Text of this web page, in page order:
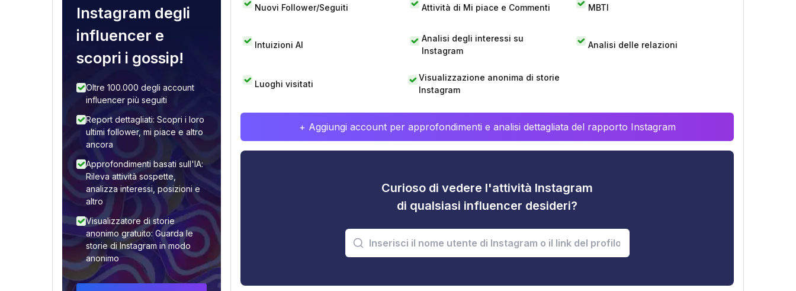
Instagram degli
influencer e
scopri i gossip!
Oltre 100.000 degli account
influencer più seguiti
Report dettagliati: Scopri i loro
ultimi follower, mi piace e altro
ancora
Approfondimenti basati sull'IA:
Rileva attività sospette,
analizza interessi, posizioni e
altro
Visualizzatore di storie
anonimo gratuito: Guarda le
storie di Instagram in modo
anonimo
Nuovi Follower/Seguiti Attività di Mi piace e Commenti MBTI
Intuizioni AI
Analisi degli interessi su
Instagram
Analisi delle relazioni
Luoghi visitati
Visualizzazione anonima di storie
Instagram
+ Aggiungi account per approfondimenti e analisi dettagliata del rapporto Instagram
Curioso di vedere l'attività Instagram
di qualsiasi influencer desideri?